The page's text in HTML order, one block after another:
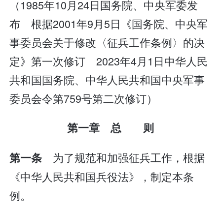
（1985年10月24日国务院、中央军委发
布 根据2001年9月5日《国务院、中央军
事委员会关于修改〈征兵工作条例〉的决
定》第一次修订 2023年4月1日中华人民
共和国国务院、中华人民共和国中央军事
委员会令第759号第二次修订）
第一章 总 则
第一条 为了规范和加强征兵工作，根据
《中华人民共和国兵役法》，制定本条
例。